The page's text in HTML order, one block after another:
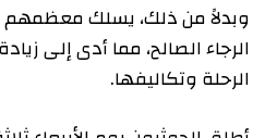
وبدلاً من ذلك، يسلك
الرجاء الصالح، مما أدى إلى
الرحلة وتكاليفها.